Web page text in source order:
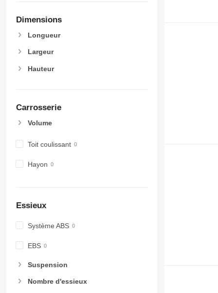
Dimensions
Longueur
Largeur
Hauteur
Carrosserie
Volume
Toit coulissant
Hayon
Essieux
Système ABS
EBS
Suspension
Nombre d'essieux